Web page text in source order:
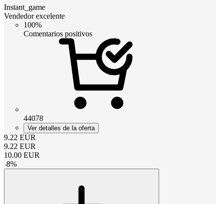
Instant_game
Vendedor excelente
100%
Comentarios positivos
44078
Ver detalles de la oferta
9.22 EUR
9.22 EUR
10.00 EUR
-8%